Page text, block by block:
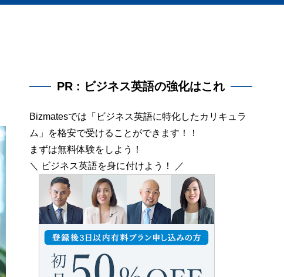
PR : ビジネス英語の強化はこれ
Bizmatesでは「ビジネス英語に特化したカリキュラ
ム」を格安で受けることができます！！
まずは無料体験をしよう！
＼ ビジネス英語を身に付けよう！ ／